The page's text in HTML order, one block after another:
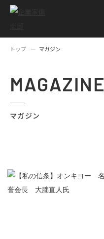
トップ マガジン
MAGAZINE
マガジン